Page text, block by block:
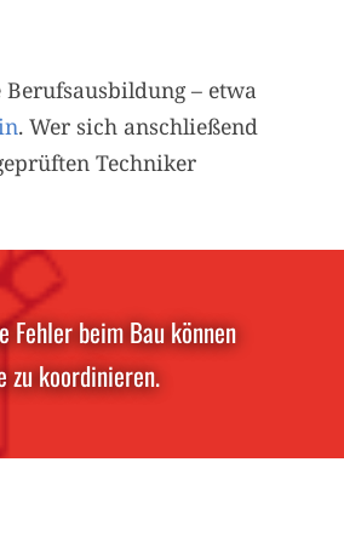
– etwa
. Wer sich anschließend
Techniker
beim Bau können
zu koordinieren.